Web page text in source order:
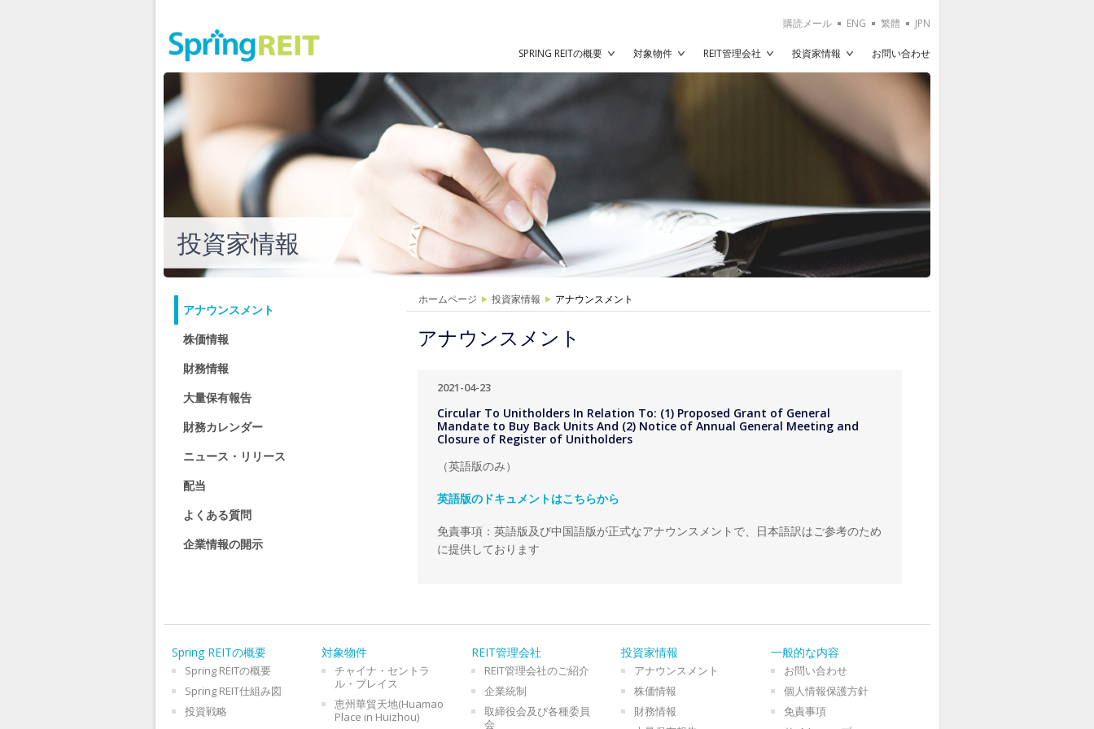
SPRING REITの概要 対象物件 REIT管理会社 投資家情報 お問い合わせ
購読メール ENG 繁體 JPN
投資家情報
アナウンスメント
株価情報
財務情報
大量保有報告
財務カレンダー
ニュース・リリース
配当
よくある質問
企業情報の開示
ホームページ 投資家情報 アナウンスメント
アナウンスメント
2021-04-23
Circular To Unitholders In Relation To: (1) Proposed Grant of General
Mandate to Buy Back Units And (2) Notice of Annual General Meeting and
Closure of Register of Unitholders
（英語版のみ）
英語版のドキュメントはこちらから
免責事項：英語版及び中国語版が正式なアナウンスメントで、日本語訳はご参考のため
に提供しております
Spring REITの概要
Spring REITの概要
Spring REIT仕組み図
投資戦略
対象物件
チャイナ・セントラ
ル・プレイス
恵州華貿天地(Huamao
Place in Huizhou)
REIT管理会社
REIT管理会社のご紹介
企業統制
取締役会及び各種委員
会
投資家情報
アナウンスメント
株価情報
財務情報
一般的な内容
お問い合わせ
個人情報保護方針
免責事項